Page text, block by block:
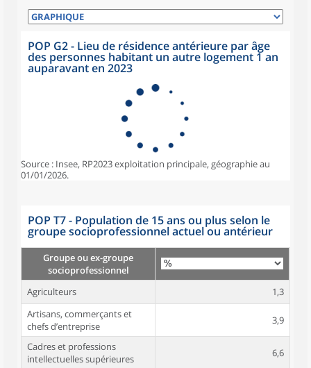
POP G2 - Lieu de résidence antérieure par âge
des personnes habitant un autre logement 1 an
auparavant en 2023
Source : Insee, RP2023 exploitation principale, géographie au
01/01/2026.
POP T7 - Population de 15 ans ou plus selon le
groupe socioprofessionnel actuel ou antérieur
Groupe ou ex-groupe
socioprofessionnel
Agriculteurs
1,3
Artisans, commerçants et
chefs d’entreprise
3,9
Cadres et professions
intellectuelles supérieures
6,6